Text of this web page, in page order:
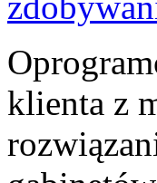
klienta z